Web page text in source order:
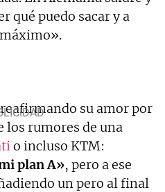
qué puedo sacar y a
su amor por
los rumores de una
o incluso KTM:
plan A», pero a ese
un pero al final